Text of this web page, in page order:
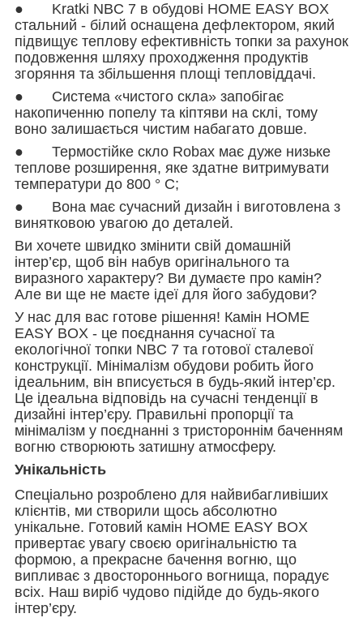
● Kratki NBC 7 в обудові HOME EASY BOX
стальний - білий оснащена дефлектором, який
підвищує теплову ефективність топки за рахунок
подовження шляху проходження продуктів
згоряння та збільшення площі тепловіддачі.
● Система «чистого скла» запобігає
накопиченню попелу та кіптяви на склі, тому
воно залишається чистим набагато довше.
● Термостійке скло Robax має дуже низьке
теплове розширення, яке здатне витримувати
температури до 800 ° C;
● Вона має сучасний дизайн і виготовлена з
винятковою увагою до деталей.
Ви хочете швидко змінити свій домашній
інтер’єр, щоб він набув оригінального та
виразного характеру? Ви думаєте про камін?
Але ви ще не маєте ідеї для його забудови?
У нас для вас готове рішення! Камін HOME
EASY BOX - це поєднання сучасної та
екологічної топки NBC 7 та готової сталевої
конструкції. Мінімалізм обудови робить його
ідеальним, він вписується в будь-який інтер’єр.
Це ідеальна відповідь на сучасні тенденції в
дизайні інтер’єру. Правильні пропорції та
мінімалізм у поєднанні з тристороннім баченням
вогню створюють затишну атмосферу.
Унікальність
Спеціально розроблено для найвибагливіших
клієнтів, ми створили щось абсолютно
унікальне. Готовий камін HOME EASY BOX
привертає увагу своєю оригінальністю та
формою, а прекрасне бачення вогню, що
випливає з двостороннього вогнища, порадує
всіх. Наш виріб чудово підійде до будь-якого
інтер’єру.